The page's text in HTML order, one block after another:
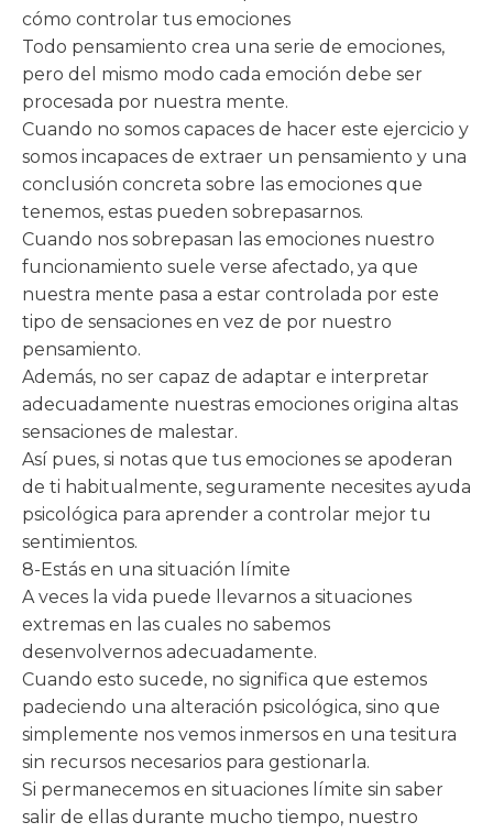
cómo controlar tus emociones
Todo pensamiento crea una serie de emociones,
pero del mismo modo cada emoción debe ser
procesada por nuestra mente.
Cuando no somos capaces de hacer este ejercicio y
somos incapaces de extraer un pensamiento y una
conclusión concreta sobre las emociones que
tenemos, estas pueden sobrepasarnos.
Cuando nos sobrepasan las emociones nuestro
funcionamiento suele verse afectado, ya que
nuestra mente pasa a estar controlada por este
tipo de sensaciones en vez de por nuestro
pensamiento.
Además, no ser capaz de adaptar e interpretar
adecuadamente nuestras emociones origina altas
sensaciones de malestar.
Así pues, si notas que tus emociones se apoderan
de ti habitualmente, seguramente necesites ayuda
psicológica para aprender a controlar mejor tu
sentimientos.
8-Estás en una situación límite
A veces la vida puede llevarnos a situaciones
extremas en las cuales no sabemos
desenvolvernos adecuadamente.
Cuando esto sucede, no significa que estemos
padeciendo una alteración psicológica, sino que
simplemente nos vemos inmersos en una tesitura
sin recursos necesarios para gestionarla.
Si permanecemos en situaciones límite sin saber
salir de ellas durante mucho tiempo, nuestro